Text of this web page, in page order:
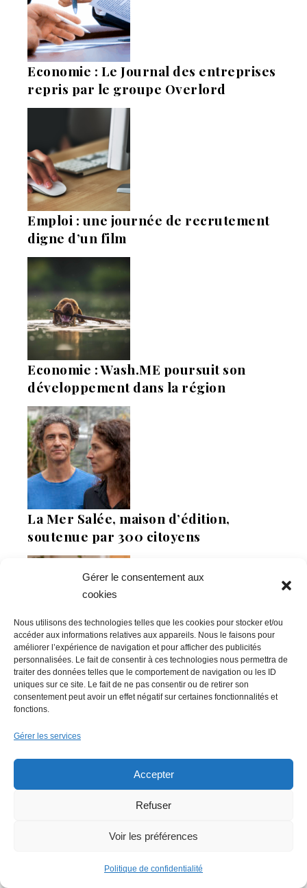
Gérer le consentement aux
cookies
Nous utilisons des technologies telles que les cookies pour stocker et/ou
accéder aux informations relatives aux appareils. Nous le faisons pour
améliorer l’expérience de navigation et pour afficher des publicités
personnalisées. Le fait de consentir à ces technologies nous permettra de
traiter des données telles que le comportement de navigation ou les ID
uniques sur ce site. Le fait de ne pas consentir ou de retirer son
consentement peut avoir un effet négatif sur certaines fonctionnalités et
fonctions.
Gérer les services
Accepter
Refuser
Voir les préférences
Politique de confidentialité
Economie : Le Journal des entreprises
repris par le groupe Overlord
Emploi : une journée de recrutement
digne d’un film
Economie : Wash.ME poursuit son
développement dans la région
La Mer Salée, maison d’édition,
soutenue par 300 citoyens
Flowrette rachetée, relocalise sa
production en France à Blain